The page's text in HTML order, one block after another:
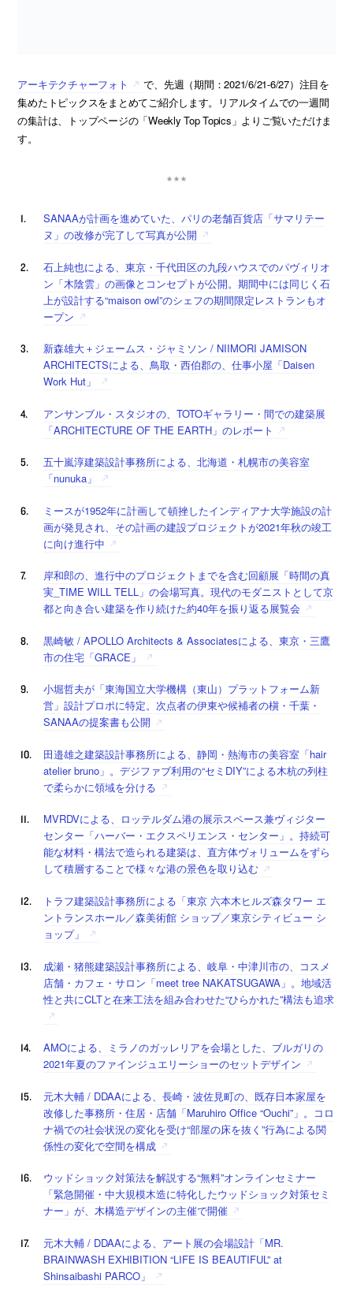
アーキテクチャーフォト
で、先週（期間：2021/6/21-6/27）注目を
集めたトピックスをまとめてご紹介します。リアルタイムでの一週間
の集計は、トップページの「Weekly Top Topics」よりご覧いただけま
す。
SANAAが計画を進めていた、パリの老舗百貨店「サマリテー
ヌ」の改修が完了して写真が公開
石上純也による、東京・千代田区の九段ハウスでのパヴィリオ
ン「木陰雲」の画像とコンセプトが公開。期間中には同じく石
上が設計する“maison owl”のシェフの期間限定レストランもオ
ープン
新森雄大＋ジェームス・ジャミソン / NIIMORI JAMISON
ARCHITECTSによる、鳥取・西伯郡の、仕事小屋「Daisen
Work Hut」
アンサンブル・スタジオの、TOTOギャラリー・間での建築展
「ARCHITECTURE OF THE EARTH」のレポート
五十嵐淳建築設計事務所による、北海道・札幌市の美容室
「nunuka」
ミースが1952年に計画して頓挫したインディアナ大学施設の計
画が発見され、その計画の建設プロジェクトが2021年秋の竣工
に向け進行中
岸和郎の、進行中のプロジェクトまでを含む回顧展「時間の真
実_TIME WILL TELL」の会場写真。現代のモダニストとして京
都と向き合い建築を作り続けた約40年を振り返る展覧会
黒崎敏 / APOLLO Architects & Associatesによる、東京・三鷹
市の住宅「GRACE」
小堀哲夫が「東海国立大学機構（東山）プラットフォーム新
営」設計プロポに特定。次点者の伊東や候補者の槇・千葉・
SANAAの提案書も公開
田邉雄之建築設計事務所による、静岡・熱海市の美容室「hair
atelier bruno」。デジファブ利用の“セミDIY”による木杭の列柱
で柔らかに領域を分ける
MVRDVによる、ロッテルダム港の展示スペース兼ヴィジター
センター「ハーバー・エクスペリエンス・センター」。持続可
能な材料・構法で造られる建築は、直方体ヴォリュームをずら
して積層することで様々な港の景色を取り込む
トラフ建築設計事務所による「東京 六本木ヒルズ森タワー エ
ントランスホール／森美術館 ショップ／東京シティビュー シ
ョップ」
成瀬・猪熊建築設計事務所による、岐阜・中津川市の、コスメ
店舗・カフェ・サロン「meet tree NAKATSUGAWA」。地域活
性と共にCLTと在来工法を組み合わせた“ひらかれた”構法も追求
AMOによる、ミラノのガッレリアを会場とした、ブルガリの
2021年夏のファインジュエリーショーのセットデザイン
元木大輔 / DDAAによる、長崎・波佐見町の、既存日本家屋を
改修した事務所・住居・店舗「Maruhiro Office “Ouchi”」。コロ
ナ禍での社会状況の変化を受け“部屋の床を抜く”行為による関
係性の変化で空間を構成
ウッドショック対策法を解説する“無料”オンラインセミナー
「緊急開催・中大規模木造に特化したウッドショック対策セミ
ナー」が、木構造デザインの主催で開催
元木大輔 / DDAAによる、アート展の会場設計「MR.
BRAINWASH EXHIBITION “LIFE IS BEAUTIFUL” at
Shinsaibashi PARCO」